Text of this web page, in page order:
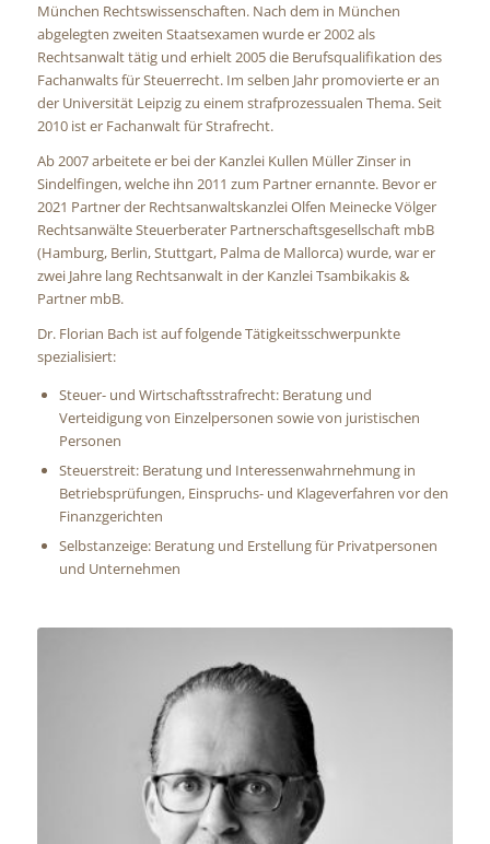
München Rechtswissenschaften. Nach dem in München
abgelegten zweiten Staatsexamen wurde er 2002 als
Rechtsanwalt tätig und erhielt 2005 die Berufsqualifikation des
Fachanwalts für Steuerrecht. Im selben Jahr promovierte er an
der Universität Leipzig zu einem strafprozessualen Thema. Seit
2010 ist er Fachanwalt für Strafrecht.
Ab 2007 arbeitete er bei der Kanzlei Kullen Müller Zinser in
Sindelfingen, welche ihn 2011 zum Partner ernannte. Bevor er
2021 Partner der Rechtsanwaltskanzlei Olfen Meinecke Völger
Rechtsanwälte Steuerberater Partnerschaftsgesellschaft mbB
(Hamburg, Berlin, Stuttgart, Palma de Mallorca) wurde, war er
zwei Jahre lang Rechtsanwalt in der Kanzlei Tsambikakis &
Partner mbB.
Dr. Florian Bach ist auf folgende Tätigkeitsschwerpunkte
spezialisiert:
Steuer- und Wirtschaftsstrafrecht: Beratung und
Verteidigung von Einzelpersonen sowie von juristischen
Personen
Steuerstreit: Beratung und Interessenwahrnehmung in
Betriebsprüfungen, Einspruchs- und Klageverfahren vor den
Finanzgerichten
Selbstanzeige: Beratung und Erstellung für Privatpersonen
und Unternehmen